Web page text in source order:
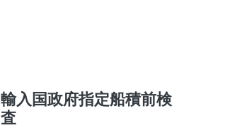
輸入国政府指定船積前検
査